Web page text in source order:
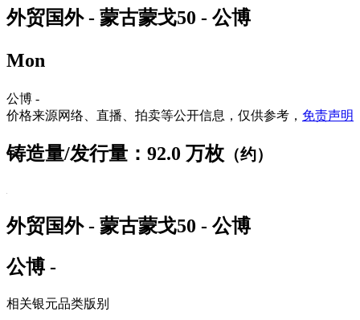
外贸国外 - 蒙古蒙戈50 - 公博
Mon
公博 -
价格来源网络、直播、拍卖等公开信息，仅供参考， 免责声明
铸造量/发行量：92.0 万枚 （约）
外贸国外 - 蒙古蒙戈50 - 公博
公博 -
相关银元品类版别